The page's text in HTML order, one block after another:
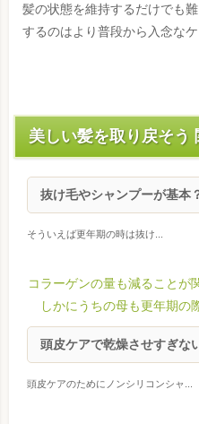
髪の状態を維持するだけでも難
するのはより普段から入念な
美しい髪を取り戻そう
抜け毛やシャンプーが基本
そういえば更年期の時は抜け...
コラーゲンの量も減ることが
しかにうちの母も更年期の
頭皮ケアで乾燥させすぎな
頭皮ケアのためにノンシリコンシャ...